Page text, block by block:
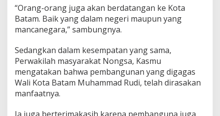
“Orang-orang juga akan berdatangan ke Kota
Batam. Baik yang dalam negeri maupun yang
mancanegara,” sambungnya.
Sedangkan dalam kesempatan yang sama,
Perwakilah masyarakat Nongsa, Kasmu
mengatakan bahwa pembangunan yang digagas
Wali Kota Batam Muhammad Rudi, telah dirasakan
manfaatnya.